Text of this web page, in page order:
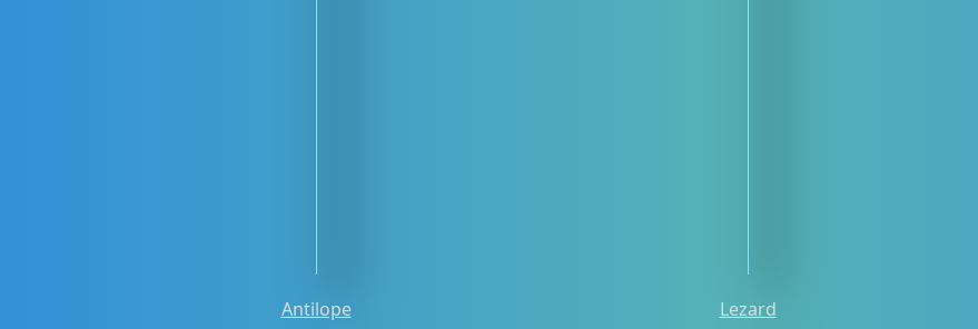
Antilope Lezard